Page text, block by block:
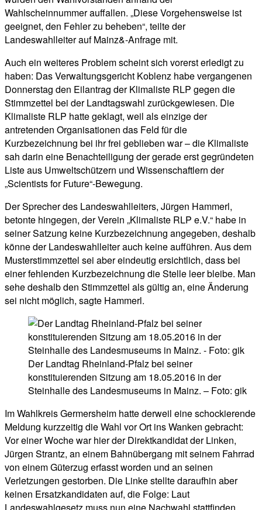
Wahlscheinnummer auffallen. „Diese Vorgehensweise ist
geeignet, den Fehler zu beheben“, teilte der
Landeswahlleiter auf Mainz&-Anfrage mit.
Auch ein weiteres Problem scheint sich vorerst erledigt zu
haben: Das Verwaltungsgericht Koblenz habe vergangenen
Donnerstag den Eilantrag der Klimaliste RLP gegen die
Stimmzettel bei der Landtagswahl zurückgewiesen. Die
Klimaliste RLP hatte geklagt, weil als einzige der
antretenden Organisationen das Feld für die
Kurzbezeichnung bei ihr frei geblieben war – die Klimaliste
sah darin eine Benachteiligung der gerade erst gegründeten
Liste aus Umweltschützern und Wissenschaftlern der
„Scientists for Future“-Bewegung.
Der Sprecher des Landeswahlleiters, Jürgen Hammerl,
betonte hingegen, der Verein „Klimaliste RLP e.V.“ habe in
seiner Satzung keine Kurzbezeichnung angegeben, deshalb
könne der Landeswahlleiter auch keine aufführen. Aus dem
Musterstimmzettel sei aber eindeutig ersichtlich, dass bei
einer fehlenden Kurzbezeichnung die Stelle leer bleibe. Man
sehe deshalb den Stimmzettel als gültig an, eine Änderung
sei nicht möglich, sagte Hammerl.
Der Landtag Rheinland-Pfalz bei seiner
konstituierenden Sitzung am 18.05.2016 in der
Steinhalle des Landesmuseums in Mainz. – Foto: gik
Im Wahlkreis Germersheim hatte derweil eine schockierende
Meldung kurzzeitig die Wahl vor Ort ins Wanken gebracht:
Vor einer Woche war hier der Direktkandidat der Linken,
Jürgen Strantz, an einem Bahnübergang mit seinem Fahrrad
von einem Güterzug erfasst worden und an seinen
Verletzungen gestorben. Die Linke stellte daraufhin aber
keinen Ersatzkandidaten auf, die Folge: Laut